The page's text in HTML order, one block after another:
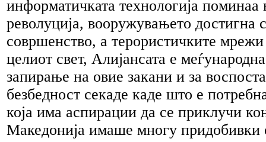
информатичката технологија поминаа
револуција, вооружувањето достигна
совршенство, а терористичките
целиот свет, Алијансата е
запирање на овие закани и за
безбедност секаде каде што е
која има аспирации да се приклучи
Македонија имаше многу